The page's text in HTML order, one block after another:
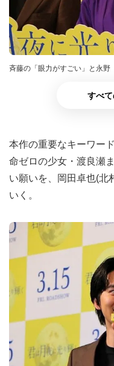
斉藤の「眼力がすごい」と永野
すべ
本作の重要なキーワー
命ゼロの少女・渡良瀬
い願いを、岡田卓也(北
いく。